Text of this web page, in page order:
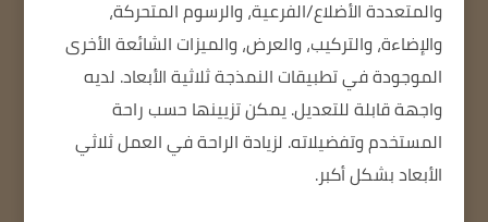
والمتعددة الأضلاع/الفرعية، والرسوم المتحركة،
والإضاءة، والتركيب، والعرض، والميزات الشائعة الأخرى
الموجودة في تطبيقات النمذجة ثلاثية الأبعاد. لديه
واجهة قابلة للتعديل.يمكن تزيينها حسب راحة
المستخدم وتفضيلاته. لزيادة الراحة في العمل ثلاثي
الأبعاد بشكل أكبر.